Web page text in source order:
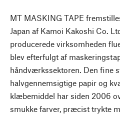
MT MASKING TAPE
Japan af Kamoi Kakoshi Co.
producerede virksomheden
blev efterfulgt af
håndværkssektoren. Den fine
halvgennemsigtige papir og
klæbemiddel har siden 2006
smukke farver, præcist trykte